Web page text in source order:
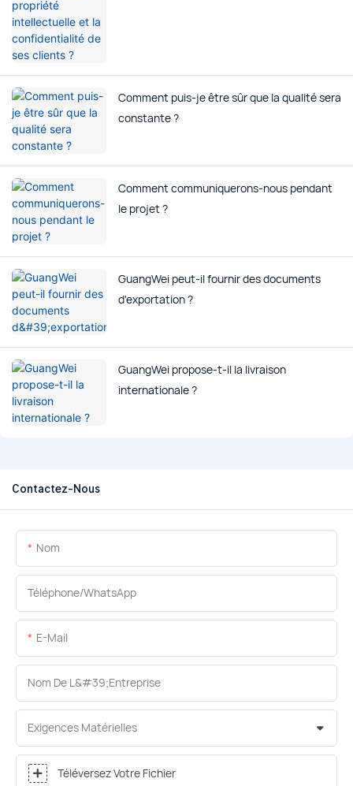
Comment puis-je être sûr que la qualité sera
constante ?
Comment communiquerons-nous pendant
le projet ?
GuangWei peut-il fournir des documents
d'exportation ?
GuangWei propose-t-il la livraison
internationale ?
Contactez-Nous
Nom
Téléphone/WhatsApp
E-Mail
Nom De L&#39;entreprise
Exigences Matérielles
Téléversez Votre Fichier